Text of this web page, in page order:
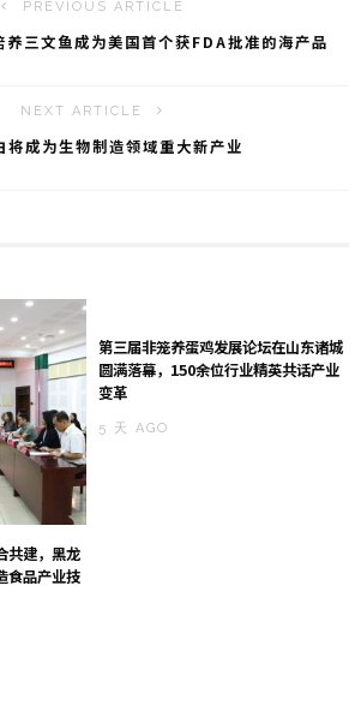
PREVIOUS ARTICLE
三文鱼成为美国首个获FDA批准的海产品
NEXT ARTICLE
将成为生物制造领域重大新产业
共建，黑龙
食品产业技
第三届非笼养蛋鸡发展论坛在山东诸城
圆满落幕，150余位行业精英共话产业
变革
5 天 AGO